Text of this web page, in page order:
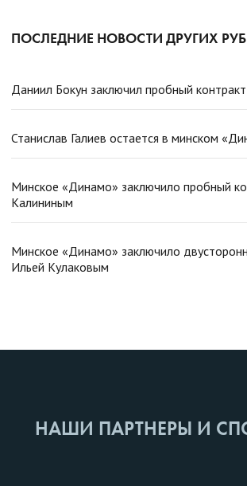
ПОСЛЕДНИЕ НОВОСТИ ДРУГИХ
Даниил Бокун заключил пробный
Станислав Галиев остается в минском
Минское «Динамо» заключило пробный
Калининым
Минское «Динамо» заключило
Ильей Кулаковым
НАШИ ПАРТНЕРЫ И